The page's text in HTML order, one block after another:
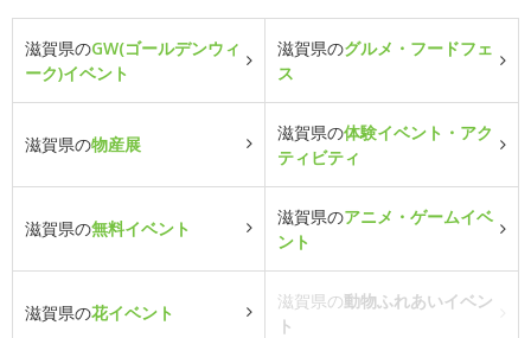
滋賀県のGW(ゴールデンウィ
ーク)イベント
滋賀県のグルメ・フードフェ
ス
滋賀県の物産展
滋賀県の体験イベント・アク
ティビティ
滋賀県の無料イベント
滋賀県のアニメ・ゲームイベ
ント
滋賀県の花イベント
滋賀県の動物ふれあいイベン
ト